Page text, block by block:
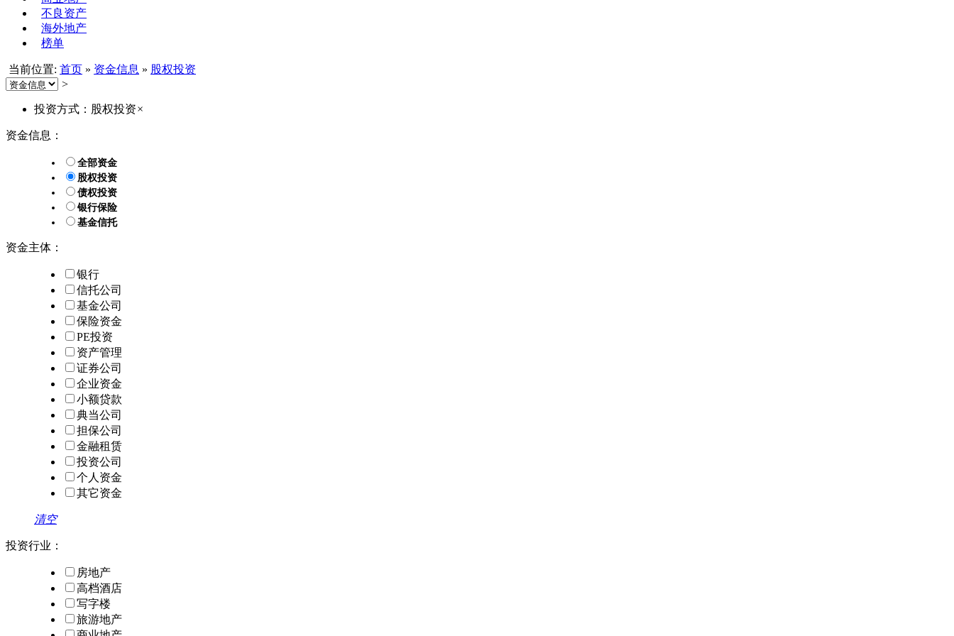
不良资产
海外地产
榜单
当前位置: 首页 » 资金信息 » 股权投资
>
投资方式：股权投资×
资金信息：
全部资金
股权投资
债权投资
银行保险
基金信托
资金主体：
银行
信托公司
基金公司
保险资金
PE投资
资产管理
证券公司
企业资金
小额贷款
典当公司
担保公司
金融租赁
投资公司
个人资金
其它资金
清空
投资行业：
房地产
高档酒店
写字楼
旅游地产